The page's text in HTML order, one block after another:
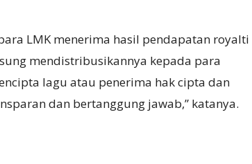
LMK menerima hasil pendapatan royalti
mendistribusikannya kepada para
lagu atau penerima hak cipta dan
dan bertanggung jawab,” katanya.